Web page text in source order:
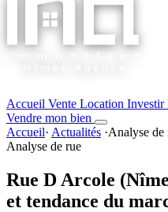
Accueil Vente Location Investir
Vendre mon bien
Accueil· Actualités ·Analyse de
Analyse de rue
Rue D Arcole
et tendance du